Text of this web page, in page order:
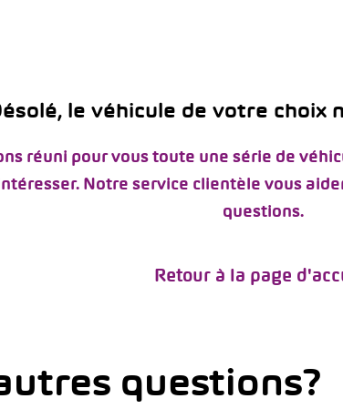
le véhicule de votre choix
réuni pour vous toute une série de
Notre service clientèle vous
questions.
Retour à la page
questions?